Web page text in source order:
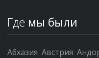
Где мы были
Абхазия Австрия